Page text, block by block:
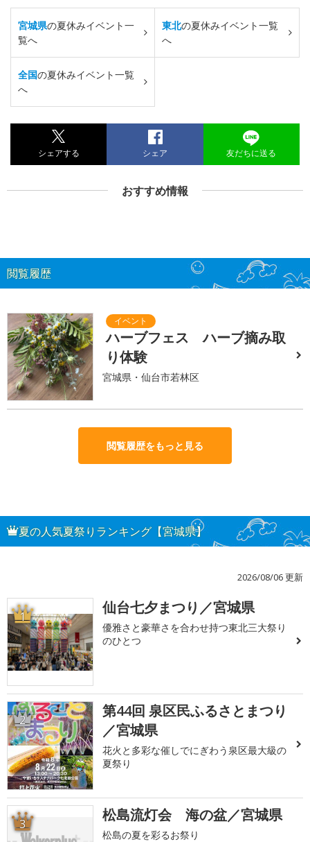
宮城県の夏休みイベント一
覧へ
東北の夏休みイベント一覧
へ
全国の夏休みイベント一覧
へ
シェアする シェア 友だちに送る
おすすめ情報
閲覧履歴
ハーブフェス ハーブ摘み取
り体験
宮城県・仙台市若林区
閲覧履歴をもっと見る
夏の人気夏祭りランキング【宮城県】
2026/08/06 更新
1 仙台七夕まつり／宮城県
優雅さと豪華さを合わせ持つ東北三大祭り
のひとつ
2
第44回 泉区民ふるさとまつり
／宮城県
花火と多彩な催しでにぎわう泉区最大級の
夏祭り
3 松島流灯会 海の盆／宮城県
松島の夏を彩るお祭り